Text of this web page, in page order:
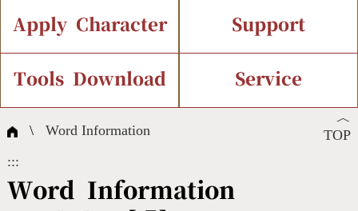
Introduction Current Status
Chinese Code Status
Terms
International Org.
IDS Query
Components Query
Composite Query
Bopomofo Query
Apply Character
Application Process
Support
Font Instant Display
Character Creation
CNS Authorization
Tools Download
Character Create Tools
Fonts Download
Service
FAQ
Satisfaction Survey
︿
TOP
\Word Information
:::
Word Information